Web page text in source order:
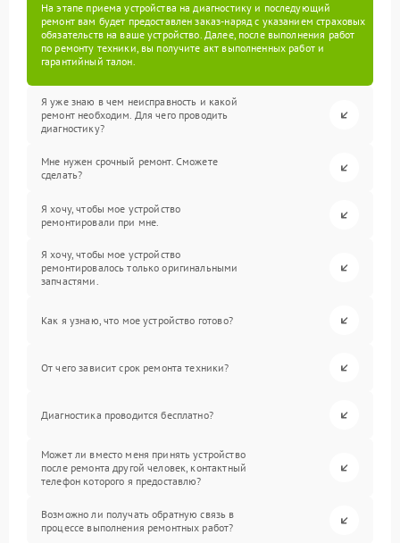
На этапе приема устройства на диагностику и последующий
ремонт вам будет предоставлен заказ-наряд с указанием страховых
обязательств на ваше устройство. Далее, после выполнения работ
по ремонту техники, вы получите акт выполненных работ и
гарантийный талон.
Я уже знаю в чем неисправность и какой
ремонт необходим. Для чего проводить
диагностику?
Мне нужен срочный ремонт. Сможете
сделать?
Я хочу, чтобы мое устройство
ремонтировали при мне.
Я хочу, чтобы мое устройство
ремонтировалось только оригинальными
запчастями.
Как я узнаю, что мое устройство готово?
От чего зависит срок ремонта техники?
Диагностика проводится бесплатно?
Может ли вместо меня принять устройство
после ремонта другой человек, контактный
телефон которого я предоставлю?
Возможно ли получать обратную связь в
процессе выполнения ремонтных работ?